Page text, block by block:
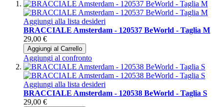
Aggiungi alla lista desideri
BRACCIALE Amsterdam - 120537 BeWorld - Taglia M
29,00 €
Aggiungi al Carrello
Aggiungi al confronto
Aggiungi alla lista desideri
BRACCIALE Amsterdam - 120538 BeWorld - Taglia S
29,00 €